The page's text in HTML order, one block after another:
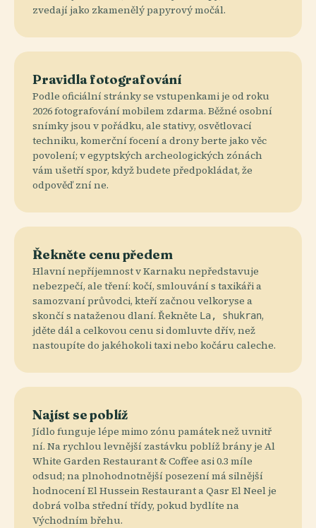
zvedají jako zkamenělý papyrový močál.
Pravidla fotografování
Podle oficiální stránky se vstupenkami je od roku
2026 fotografování mobilem zdarma. Běžné osobní
snímky jsou v pořádku, ale stativy, osvětlovací
techniku, komerční focení a drony berte jako věc
povolení; v egyptských archeologických zónách
vám ušetří spor, když budete předpokládat, že
odpověď zní ne.
Řekněte cenu předem
Hlavní nepříjemnost v Karnaku nepředstavuje
nebezpečí, ale tření: kočí, smlouvání s taxikáři a
samozvaní průvodci, kteří začnou velkoryse a
skončí s nataženou dlaní. Řekněte La, shukran,
jděte dál a celkovou cenu si domluvte dřív, než
nastoupíte do jakéhokoli taxi nebo kočáru caleche.
Najíst se poblíž
Jídlo funguje lépe mimo zónu památek než uvnitř
ní. Na rychlou levnější zastávku poblíž brány je Al
White Garden Restaurant & Coffee asi 0.3 míle
odsud; na plnohodnotnější posezení má silnější
hodnocení El Hussein Restaurant a Qasr El Neel je
dobrá volba střední třídy, pokud bydlíte na
Východním břehu.